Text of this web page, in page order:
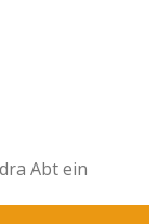
Abt ein